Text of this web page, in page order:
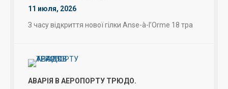
11 июля, 2026
З часу відкриття нової гілки Anse-à-l’Orme 18 тра
АВАРІЯ В АЕРОПОРТУ ТРЮДО.